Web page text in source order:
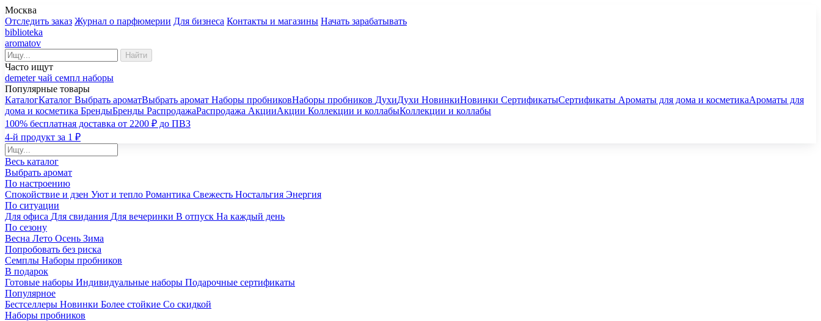
Москва
Отследить заказ Журнал о парфюмерии Для бизнеса Контакты и магазины Начать зарабатывать
biblioteka
aromatov
Найти
Часто ищут
demeterчай семпл наборы
Популярные товары
КаталогКаталог Выбрать ароматВыбрать аромат Наборы пробниковНаборы пробников ДухиДухи НовинкиНовинки СертификатыСертификаты Ароматы для дома и косметикаАроматы для
дома и косметика БрендыБренды РаспродажаРаспродажа АкцииАкции Коллекции и коллабыКоллекции и коллабы
100% бесплатная доставка от 2200 ₽ до ПВЗ
4-й продукт за 1 ₽
Весь каталог
Выбрать аромат
По настроению
Спокойствие и дзен Уют и тепло Романтика Свежесть Ностальгия Энергия
По ситуации
Для офиса Для свидания Для вечеринки В отпуск На каждый день
По сезону
Весна Лето Осень Зима
Попробовать без риска
Семплы Наборы пробников
В подарок
Готовые наборы Индивидуальные наборы Подарочные сертификаты
Популярное
Бестселлеры Новинки Более стойкие Со скидкой
Наборы пробников